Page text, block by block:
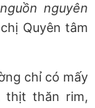
nguyên
chị Quyên tâm
chỉ có mấy
thịt thăn rim,